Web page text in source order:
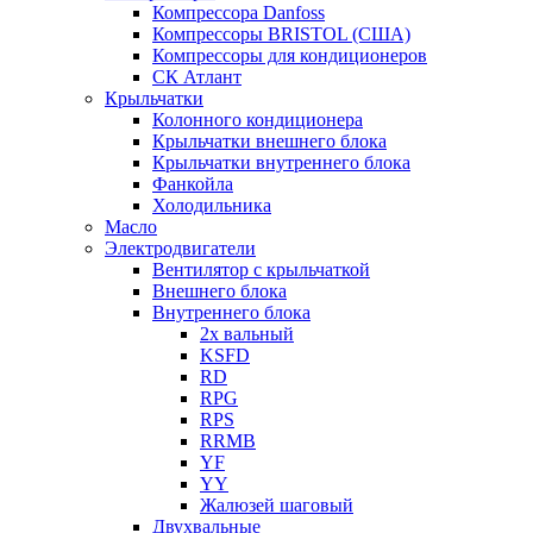
Компрессора Danfoss
Компрессоры BRISTOL (США)
Компрессоры для кондиционеров
СК Атлант
Крыльчатки
Колонного кондиционера
Крыльчатки внешнего блока
Крыльчатки внутреннего блока
Фанкойла
Холодильника
Масло
Электродвигатели
Вентилятор с крыльчаткой
Внешнего блока
Внутреннего блока
2х вальный
KSFD
RD
RPG
RPS
RRMB
YF
YY
Жалюзей шаговый
Двухвальные